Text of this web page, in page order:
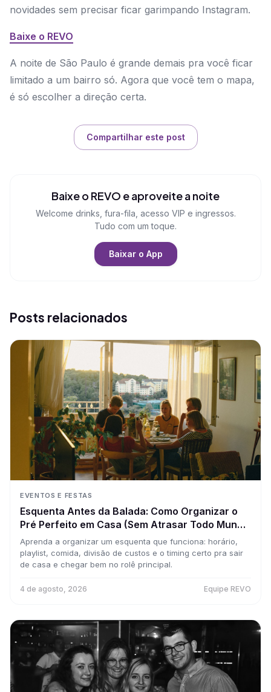
novidades sem precisar ficar garimpando Instagram.
Baixe o REVO
A noite de São Paulo é grande demais pra você ficar
limitado a um bairro só. Agora que você tem o mapa,
é só escolher a direção certa.
Compartilhar este post
Baixe o REVO e aproveite a noite
Welcome drinks, fura-fila, acesso VIP e ingressos.
Tudo com um toque.
Baixar o App
Posts relacionados
EVENTOS E FESTAS
Esquenta Antes da Balada: Como Organizar o
Pré Perfeito em Casa (Sem Atrasar Todo Mundo
pro Rolê Principal)
Aprenda a organizar um esquenta que funciona: horário,
playlist, comida, divisão de custos e o timing certo pra sair
de casa e chegar bem no rolê principal.
4 de agosto, 2026 Equipe REVO